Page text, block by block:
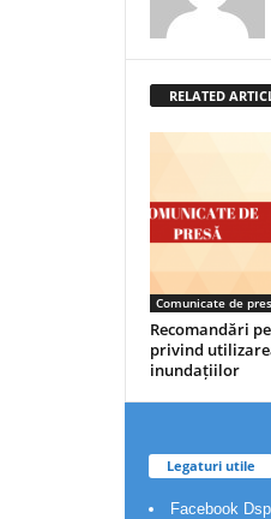
RELATED
Comunicate de
Recomandări
privind
inundațiilor
Legaturi utile
Facebook